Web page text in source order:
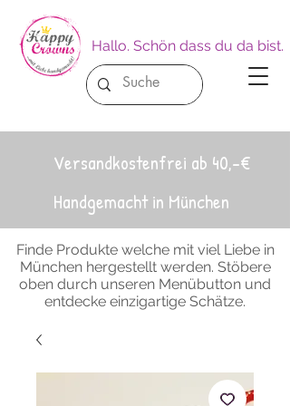
Hallo. Schön dass du da bist.
Versandkostenfrei ab 40,-€
Handgemacht in München
Finde Produkte welche mit viel Liebe in
München hergestellt werden. Stöbere
oben durch unseren Menübutton und
entdecke einzigartige Schätze.